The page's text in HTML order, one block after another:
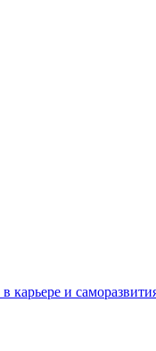
карьере и